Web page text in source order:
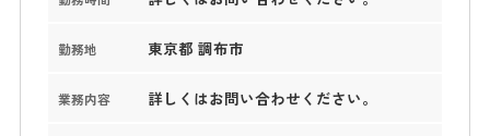
勤務地 東京都 調布市
業務内容 詳しくはお問い合わせください。